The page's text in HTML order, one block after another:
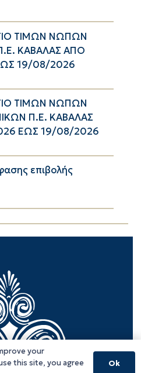
ΤΙΜΩΝ ΝΩΠΩΝ
ΚΑΒΑΛΑΣ ΑΠΟ
19/08/2026
ΤΙΜΩΝ ΝΩΠΩΝ
Π.Ε. ΚΑΒΑΛΑΣ
ΕΩΣ 19/08/2026
επιβολής
your
this site, you agree
Ok